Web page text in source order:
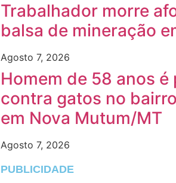
Trabalhador morre
balsa de mineração
Agosto 7, 2026
Homem de 58 anos
contra gatos no
em Nova Mutum/MT
Agosto 7, 2026
PUBLICIDADE